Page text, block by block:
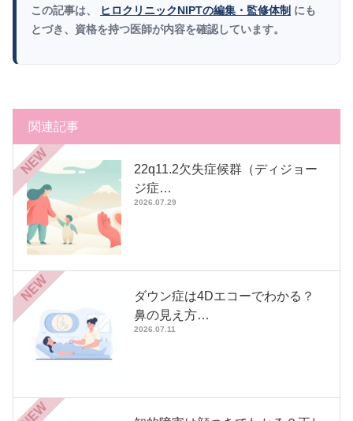
この記事は、 ヒロクリニックNIPTの編集・監修体制 にも
とづき、資格を持つ医師が内容を確認しています。
関連記事
NEW
22q11.2欠失症候群（ディジョー
ジ症…
2026.07.29
NEW
ダウン症は4Dエコーでわかる？
鼻の見え方…
2026.07.11